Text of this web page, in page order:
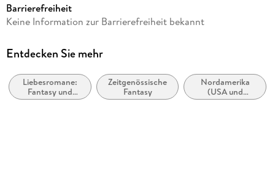
Reihe
Autor/Autorin
Verlag/Hersteller
BoD - Books on Demand
Barrierefreiheit
Keine Information zur Barrierefreiheit bekannt
Entdecken Sie mehr
Liebesromane:
Fantasy und
paranormal
Zeitgenössische
Fantasy
Nordamerika
(USA und
Kanada)